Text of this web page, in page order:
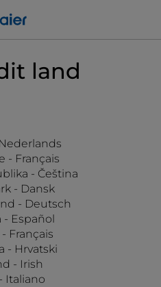
land
- Français
- Čeština
- Dansk
- Deutsch
- Español
Français
- Hrvatski
- Irish
Italiano